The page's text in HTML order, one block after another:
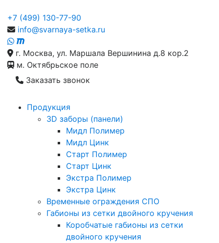
+7 (499) 130-77-90
info@svarnaya-setka.ru
г. Москва, ул. Маршала Вершинина д.8 кор.2
м. Октябрьское поле
Заказать звонок
Продукция
3D заборы (панели)
Мидл Полимер
Мидл Цинк
Старт Полимер
Старт Цинк
Экстра Полимер
Экстра Цинк
Временные ограждения СПО
Габионы из сетки двойного кручения
Коробчатые габионы из сетки
двойного кручения